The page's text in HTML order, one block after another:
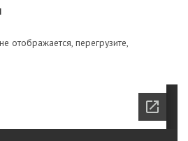
отображается, перегрузите,